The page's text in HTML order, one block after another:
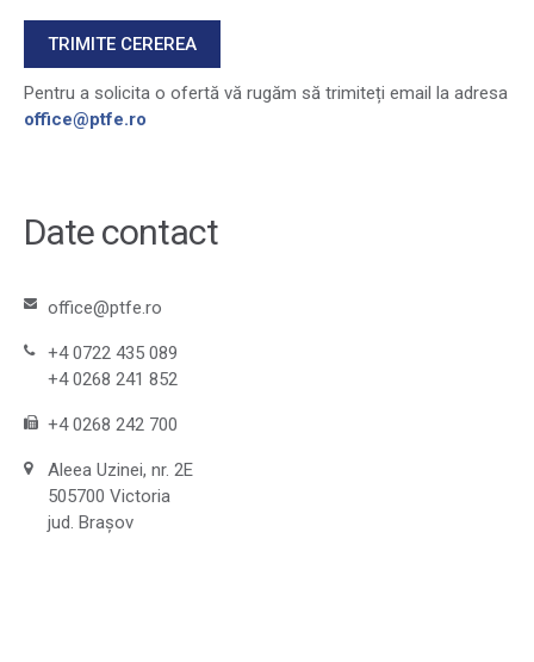
Pentru a solicita o ofertă vă rugăm să trimiteți email la adresa
office@ptfe.ro
Date contact
office@ptfe.ro
+4 0722 435 089
+4 0268 241 852
+4 0268 242 700
Aleea Uzinei, nr. 2E
505700 Victoria
jud. Brașov